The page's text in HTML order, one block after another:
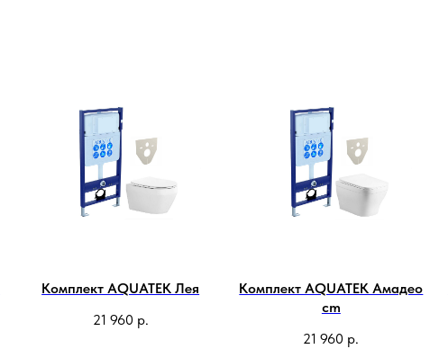
Комплект AQUATEK Лея
21 960 р.
Комплект AQUATEK Амадео
cm
21 960 р.